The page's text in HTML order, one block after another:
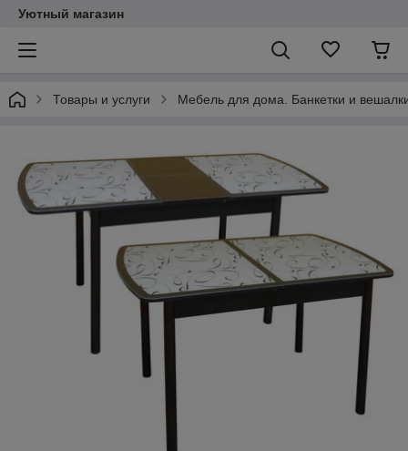
Уютный магазин
Товары и услуги Мебель для дома. Банкетки и